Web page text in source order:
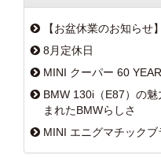
【お盆休業のお知らせ】
8月定休日
MINI クーパー 60
BMW 130i（E87）の
まれたBMWらしさ
MINI エニグマチック